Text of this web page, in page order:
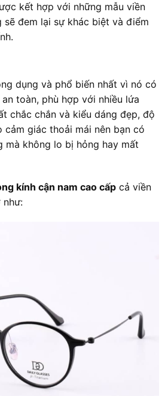
kết hợp với những mẫu viền
sẽ đem lại sự khác biệt và điểm
dụng và phổ biến nhất vì nó có
toàn, phù hợp với nhiều lứa
chắc chắn và kiểu dáng đẹp, độ
cảm giác thoải mái nên bạn có
mà không lo bị hỏng hay mất
kính cận nam cao cấp cả viền
như: